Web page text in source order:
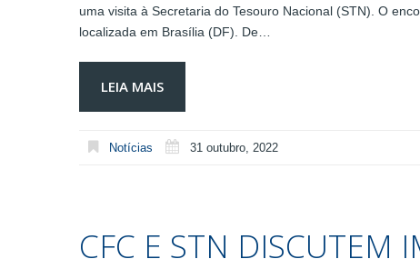
uma visita à Secretaria do Tesouro Nacional (STN). O
localizada em Brasília (DF). De…
LEIA MAIS
Notícias 31 outubro, 2022
CFC E STN DISCUTEM